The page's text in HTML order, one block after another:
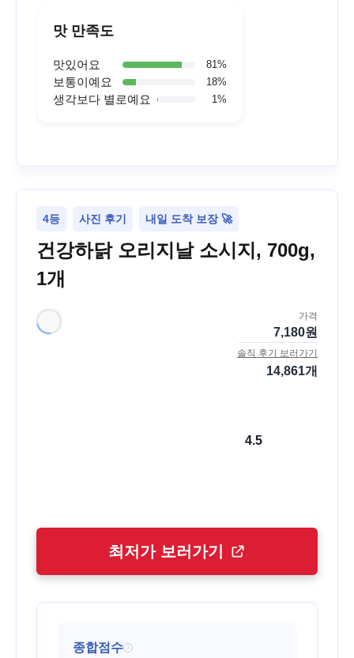
맛 만족도
맛있어요 81%
보통이예요 18%
생각보다 별로예요 1%
4등 사진 후기 내일 도착 보장 🚀
건강하닭 오리지날 소시지, 700g,
1개
가격
7,180원
솔직 후기 보러가기
14,861개
4.5
최저가 보러가기
종합점수 i